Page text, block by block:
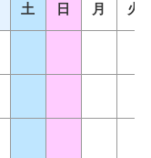
土 日 月 火